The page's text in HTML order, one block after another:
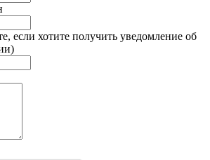
если хотите получить уведомление об